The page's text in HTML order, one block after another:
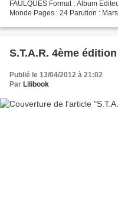
FAULQUES Format : Album
Monde Pages : 24 Parution :
S.T.A.R. 4ème
Publié le 13/04/2012 à 21:02
Par Lilibook